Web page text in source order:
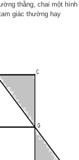
thằng, chai một hình
giác thường hay